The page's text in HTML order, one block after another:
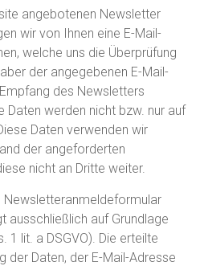
angebotenen Newsletter
wir von Ihnen eine E-Mail-
welche uns die Überprüfung
der angegebenen E-Mail-
des Newsletters
Daten werden nicht bzw. nur auf
Daten verwenden wir
der angeforderten
nicht an Dritte weiter.
Newsletteranmeldeformular
ausschließlich auf Grundlage
1 lit. a DSGVO). Die erteilte
der Daten, der E-Mail-Adresse